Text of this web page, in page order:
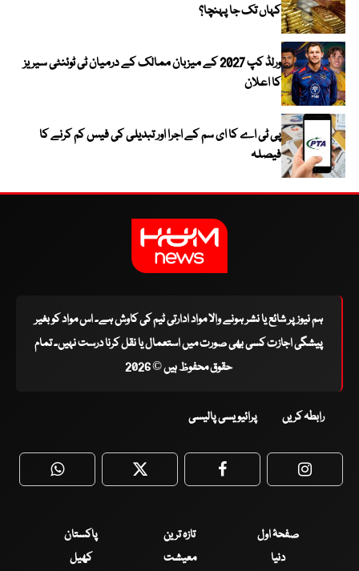
کہاں تک جا پہنچا؟
ورلڈ کپ 2027 کے میزبان ممالک کے درمیان ٹی ٹوئنٹی سیریز
کا اعلان
پی ٹی اے کا ای سم کے اجرا اور تبدیلی کی فیس کم کرنے کا
فیصلہ
ہم نیوز پر شائع یا نشر ہونے والا مواد ادارتی ٹیم کی کاوش ہے۔ اس مواد کو بغیر
پیشگی اجازت کسی بھی صورت میں استعمال یا نقل کرنا درست نہیں۔ تمام
حقوق محفوظ ہیں © 2026
رابطہ کریں پرائیویسی پالیسی
WhatsApp Twitter Facebook
صفحۂ اول تازہ ترین
پاکستان
دنیا
معیشت کھیل